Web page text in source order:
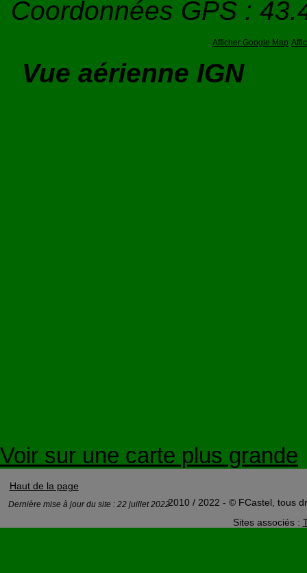
Coordonnées GPS :
Afficher Google Map
Vue aérienne IGN
Voir sur une carte plus grande
Haut de la page
Dernière mise à jour du site : 22 juillet 20222010 / 2022 - © FCastel, tous
Sites associés :